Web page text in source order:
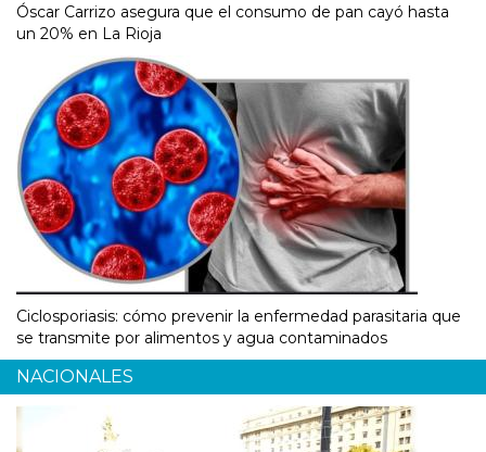
Óscar Carrizo asegura que el consumo de pan cayó hasta
un 20% en La Rioja
Ciclosporiasis: cómo prevenir la enfermedad parasitaria que
se transmite por alimentos y agua contaminados
NACIONALES